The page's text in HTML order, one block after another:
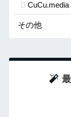
CuCu.media
その他